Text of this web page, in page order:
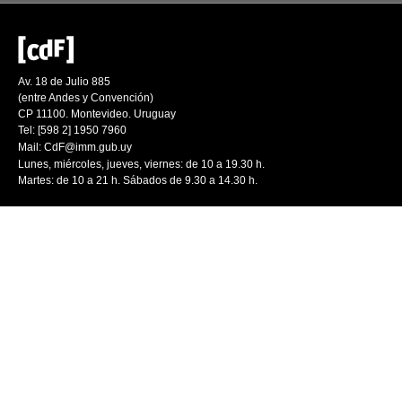
Av. 18 de Julio 885
(entre Andes y Convención)
CP 11100. Montevideo. Uruguay
Tel: [598 2] 1950 7960
Mail: CdF@imm.gub.uy
Lunes, miércoles, jueves, viernes: de 10 a 19.30 h.
Martes: de 10 a 21 h. Sábados de 9.30 a 14.30 h.